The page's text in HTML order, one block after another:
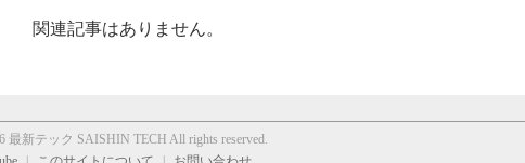
関連記事はありません。
最新テック SAISHIN TECH All rights reserved.